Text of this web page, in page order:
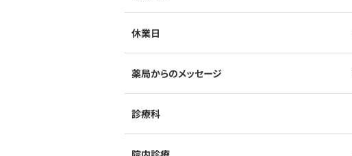
休業日
薬局からのメッセージ
診療科